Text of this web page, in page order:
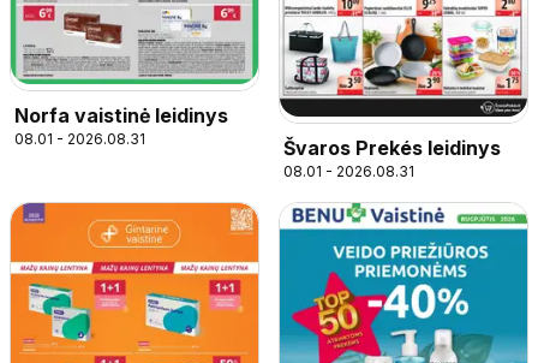
Norfa vaistinė leidinys
08.01 - 2026.08.31 Švaros Prekés leidinys
08.01 - 2026.08.31